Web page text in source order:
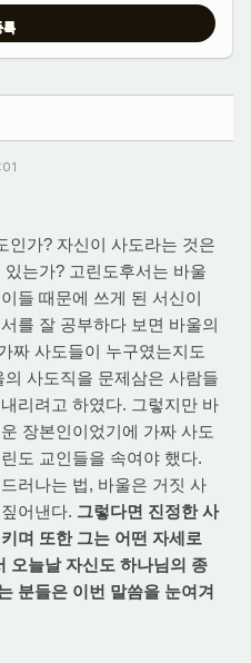
인가? 자신이 사도라는 것은
는가? 고린도후서는 바울
들 때문에 쓰게 된 서신이
를 잘 공부하다 보면 바울의
짜 사도들이 누구였는지도
사도직을 문제삼은 사람들
리려고 하였다. 그렇지만 바
장본인이었기에 가짜 사도
도 교인들을 속여야 했다.
러나는 법, 바울은 거짓 사
어낸다. 그렇다면 진정한 사
며 또한 그는 어떤 자세로
오늘날 자신도 하나님의 종
분들은 이번 말씀을 눈여겨